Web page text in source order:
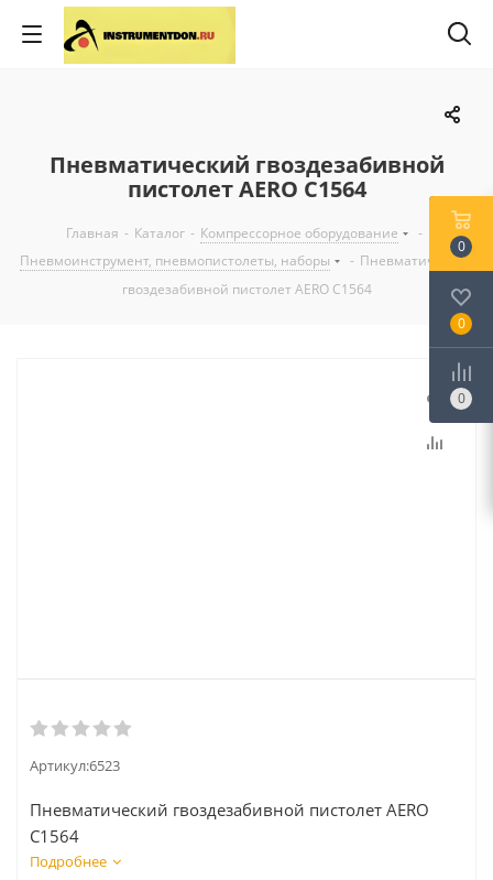
Пневматический гвоздезабивной
пистолет AERO C1564
Главная - Каталог - Компрессорное оборудование
-
Пневмоинструмент, пневмопистолеты, наборы
- Пневматический
гвоздезабивной пистолет AERO C1564
Артикул:6523
Пневматический гвоздезабивной пистолет AERO
C1564
Подробнее
0
0
0